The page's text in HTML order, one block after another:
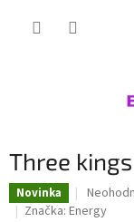
Three
Novinka
hodnocení
Značka: Energy